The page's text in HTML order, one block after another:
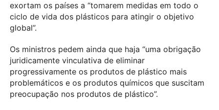
exortam os países a “tomarem medidas em todo o
ciclo de vida dos plásticos para atingir o objetivo
global”.
Os ministros pedem ainda que haja “uma obrigação
juridicamente vinculativa de eliminar
progressivamente os produtos de plástico mais
problemáticos e os produtos químicos que suscitam
preocupação nos produtos de plástico”.